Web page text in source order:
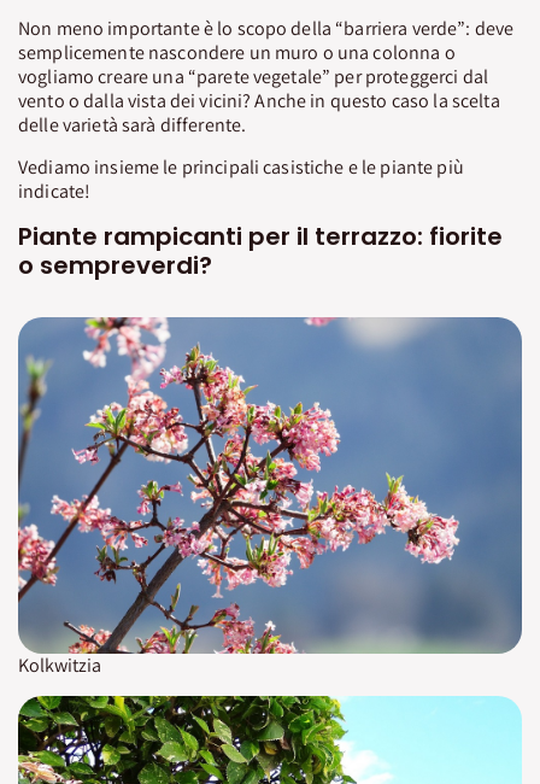
Non meno importante è lo scopo della “barriera verde”: deve
semplicemente nascondere un muro o una colonna o
vogliamo creare una “parete vegetale” per proteggerci dal
vento o dalla vista dei vicini? Anche in questo caso la scelta
delle varietà sarà differente.
Vediamo insieme le principali casistiche e le piante più
indicate!
Piante rampicanti per il terrazzo: fiorite
o sempreverdi?
Kolkwitzia